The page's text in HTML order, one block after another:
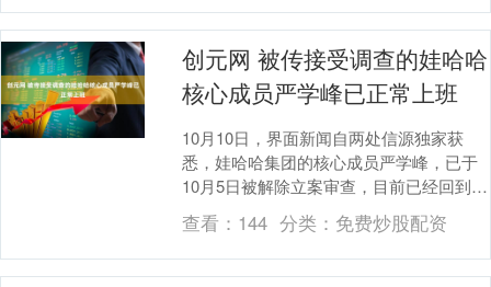
创元网 被传接受调查的娃哈哈
核心成员严学峰已正常上班
10月10日，界面新闻自两处信源独家获
悉，娃哈哈集团的核心成员严学峰，已于
10月5日被解除立案审查，目前已经回到宏
胜集团正常上班。 就此界面新闻向娃哈哈
官方求证....
查看： 144 分类： 免费炒股配资